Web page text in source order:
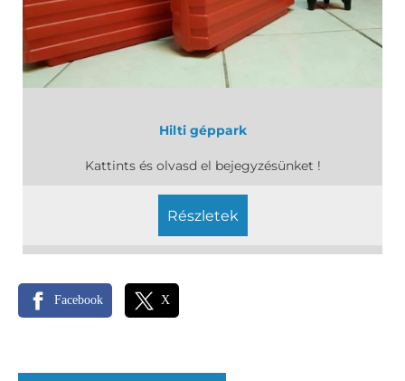
Hilti géppark
Kattints és olvasd el bejegyzésünket !
részletek
Facebook X